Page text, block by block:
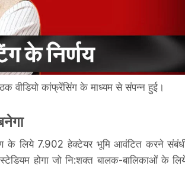
वीडियो कांफ्रेंसिंग के माध्यम से संपन्न हुई।
के लिये 7.902 हेक्टेयर भूमि आवंटित करने
होगा जो नि:शक्त बालक-बालिकाओं के